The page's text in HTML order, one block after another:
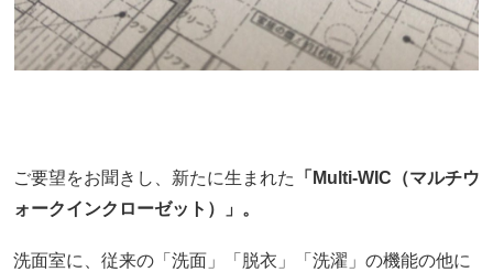
ご要望をお聞きし、新たに生まれた
「Multi-WIC（マルチウ
ォークインクローゼット）」。
洗面室に、従来の「洗面」「脱衣」「洗濯」の機能の他に